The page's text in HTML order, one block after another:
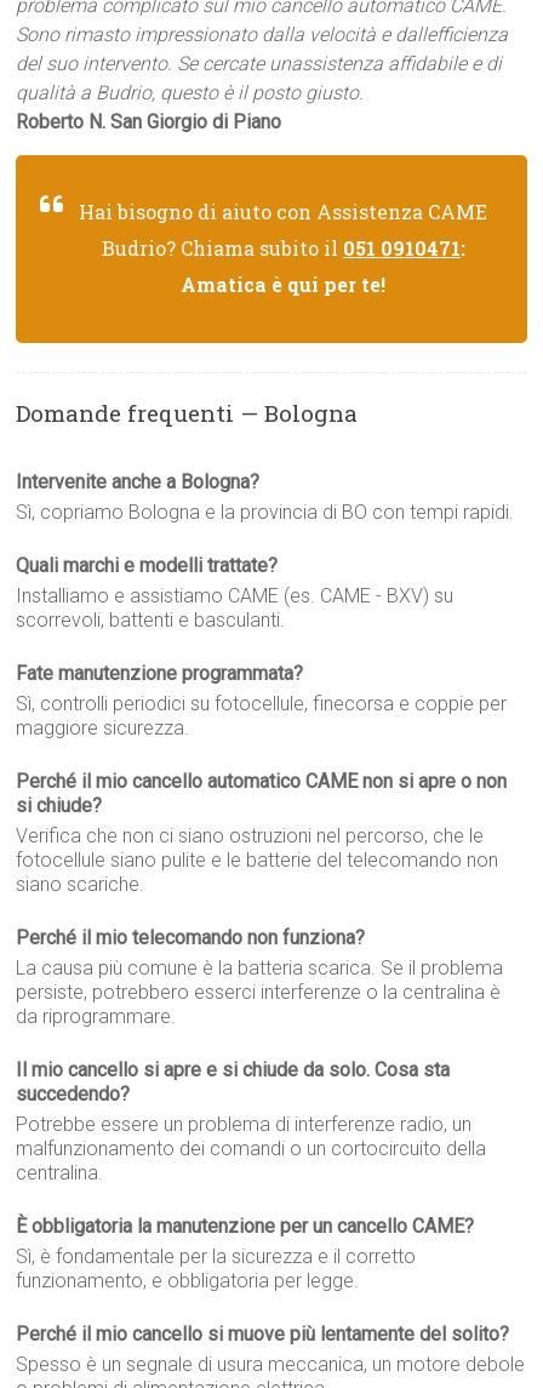
problema complicato sul mio cancello automatico CAME.
Sono rimasto impressionato dalla velocità e dallefficienza
del suo intervento. Se cercate unassistenza affidabile e di
qualità a Budrio, questo è il posto giusto.
Roberto N. San Giorgio di Piano
Hai bisogno di aiuto con Assistenza CAME
Budrio? Chiama subito il 051 0910471:
Amatica è qui per te!
Domande frequenti — Bologna
Intervenite anche a Bologna?
Sì, copriamo Bologna e la provincia di BO con tempi rapidi.
Quali marchi e modelli trattate?
Installiamo e assistiamo CAME (es. CAME - BXV) su
scorrevoli, battenti e basculanti.
Fate manutenzione programmata?
Sì, controlli periodici su fotocellule, finecorsa e coppie per
maggiore sicurezza.
Perché il mio cancello automatico CAME non si apre o non
si chiude?
Verifica che non ci siano ostruzioni nel percorso, che le
fotocellule siano pulite e le batterie del telecomando non
siano scariche.
Perché il mio telecomando non funziona?
La causa più comune è la batteria scarica. Se il problema
persiste, potrebbero esserci interferenze o la centralina è
da riprogrammare.
Il mio cancello si apre e si chiude da solo. Cosa sta
succedendo?
Potrebbe essere un problema di interferenze radio, un
malfunzionamento dei comandi o un cortocircuito della
centralina.
È obbligatoria la manutenzione per un cancello CAME?
Sì, è fondamentale per la sicurezza e il corretto
funzionamento, e obbligatoria per legge.
Perché il mio cancello si muove più lentamente del solito?
Spesso è un segnale di usura meccanica, un motore debole